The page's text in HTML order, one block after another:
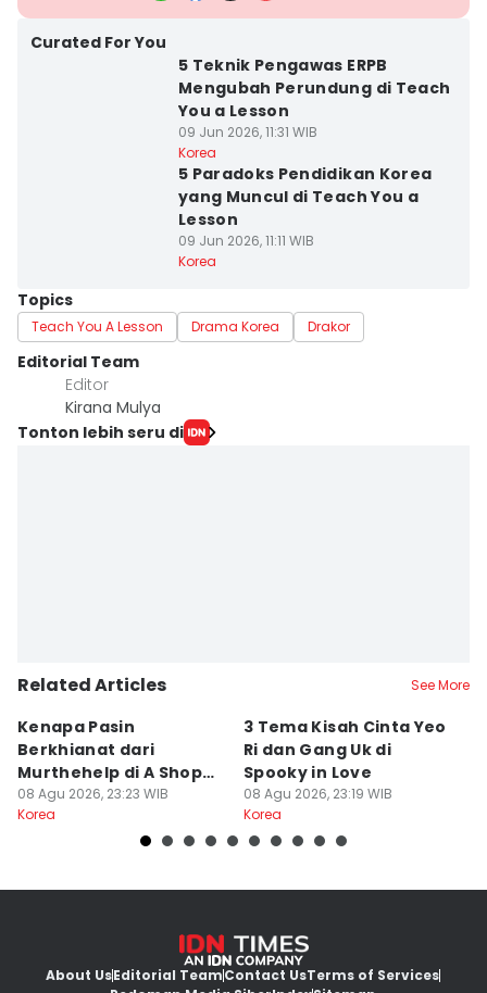
Curated For You
5 Teknik Pengawas ERPB
Mengubah Perundung di Teach
You a Lesson
09 Jun 2026, 11:31 WIB
Korea
5 Paradoks Pendidikan Korea
yang Muncul di Teach You a
Lesson
09 Jun 2026, 11:11 WIB
Korea
Topics
Teach You A Lesson Drama Korea Drakor
Editorial Team
Editor
Kirana Mulya
Tonton lebih seru di
Related Articles See More
Kenapa Pasin
Berkhianat dari
Murthehelp di A Shop
for Killers 2?
08 Agu 2026, 23:23 WIB
Korea
3 Tema Kisah Cinta Yeo
Ri dan Gang Uk di
Spooky in Love
08 Agu 2026, 23:19 WIB
Korea
About UsEditorial TeamContact UsTerms of Services